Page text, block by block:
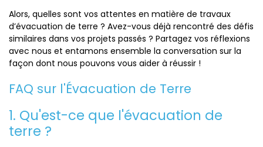
Alors, quelles sont vos attentes en matière de travaux
d’évacuation de terre ? Avez-vous déjà rencontré des défis
similaires dans vos projets passés ? Partagez vos réflexions
avec nous et entamons ensemble la conversation sur la
façon dont nous pouvons vous aider à réussir !
FAQ sur l'Évacuation de Terre
1. Qu'est-ce que l'évacuation de
terre ?